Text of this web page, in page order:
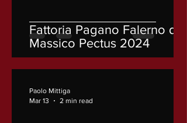
Fattoria Pagano Falerno del
Massico Pectus 2024
Paolo Mittiga
Mar 13
2 min read